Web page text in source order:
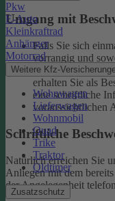
Pkw
E-Auto
Kleinkraftrad
Anhänger
Motorrad
Weitere Kfz-
Wohnwagen
Lieferwagen
Wohnmobil
Quad
Trike
Traktor
Oldtimer
Zusatzschutz
Umgang mit
Falls Sie sich
vorrangig und
Kann eine
erhalten Sie als
eine schriftliche
voraussichtlichen
Schriftliche
Natürlich erreichen Sie
Anliegen mit dem
der Angelegenheit